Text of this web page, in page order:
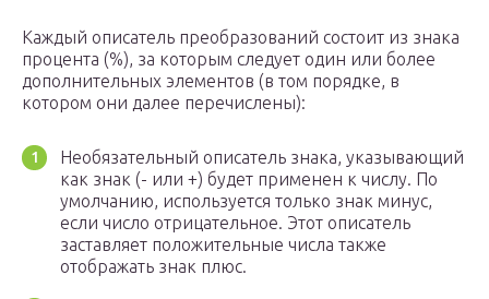
Каждый описатель преобразований состоит из знака
процента (%), за которым следует один или более
дополнительных элементов (в том порядке, в
котором они далее перечислены):
Необязательный описатель знака, указывающий
как знак (- или +) будет применен к числу. По
умолчанию, используется только знак минус,
если число отрицательное. Этот описатель
заставляет положительные числа также
отображать знак плюс.